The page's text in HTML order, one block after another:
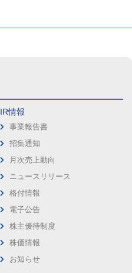
IR情報
事業報告書
招集通知
月次売上動向
ニュースリリース
格付情報
電子公告
株主優待制度
株価情報
お知らせ